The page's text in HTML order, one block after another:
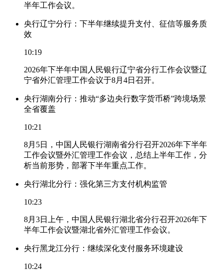
半年工作会议。
央行辽宁分行：下半年继续提升支付、征信等服务质
效
10:19
2026年下半年中国人民银行辽宁省分行工作会议暨辽
宁省外汇管理工作会议于8月4日召开。
央行湖南分行：推动“多边央行数字货币桥”跨境场景
全省覆盖
10:21
8月5日，中国人民银行湖南省分行召开2026年下半年
工作会议暨外汇管理工作会议，总结上半年工作，分
析当前形势，部署下半年重点工作。
央行湖北分行：强化第三方支付机构监管
10:23
8月3日上午，中国人民银行湖北省分行召开2026年下
半年工作会议暨湖北省外汇管理工作会议。
央行黑龙江分行：继续深化支付服务环境建设
10:24